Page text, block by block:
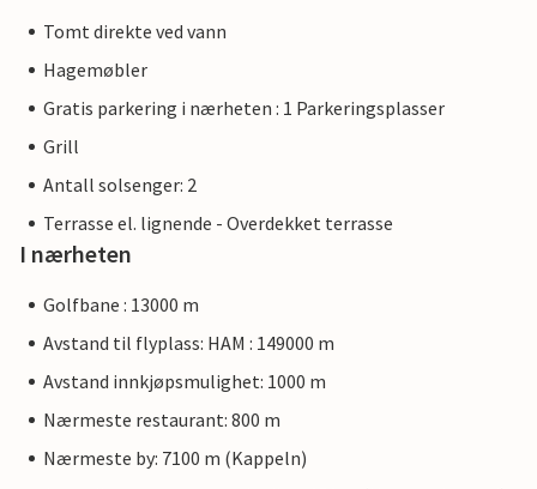
Tomt direkte ved vann
Hagemøbler
Gratis parkering i nærheten : 1 Parkeringsplasser
Grill
Antall solsenger: 2
Terrasse el. lignende - Overdekket terrasse
I nærheten
Golfbane : 13000 m
Avstand til flyplass: HAM : 149000 m
Avstand innkjøpsmulighet: 1000 m
Nærmeste restaurant: 800 m
Nærmeste by: 7100 m (Kappeln)